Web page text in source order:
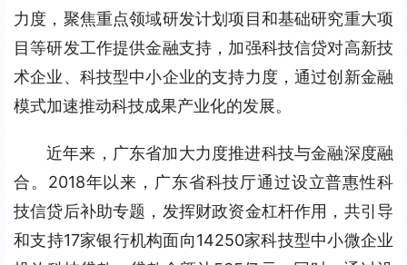
力度，聚焦重点领域研发计划项目和基础研究重大项
目等研发工作提供金融支持，加强科技信贷对高新技
术企业、科技型中小企业的支持力度，通过创新金融
模式加速推动科技成果产业化的发展。
近年来，广东省加大力度推进科技与金融深度融
合。2018年以来，广东省科技厅通过设立普惠性科
技信贷后补助专题，发挥财政资金杠杆作用，共引导
和支持17家银行机构面向14250家科技型中小微企业